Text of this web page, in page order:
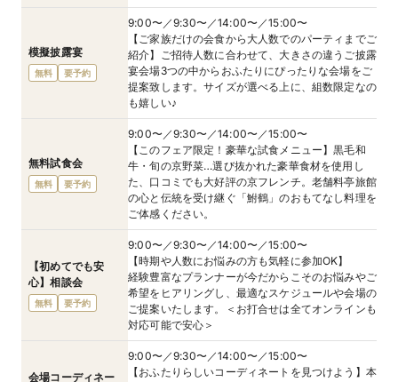
模擬披露宴
無料 要予約
9:00〜／9:30〜／14:00〜／15:00〜
【ご家族だけの会食から大人数でのパーティまでご
紹介】ご招待人数に合わせて、大きさの違うご披露
宴会場3つの中からおふたりにぴったりな会場をご
提案致します。サイズが選べる上に、組数限定なの
も嬉しい♪
無料試食会
無料 要予約
9:00〜／9:30〜／14:00〜／15:00〜
【このフェア限定！豪華な試食メニュー】黒毛和
牛・旬の京野菜…選び抜かれた豪華食材を使用し
た、口コミでも大好評の京フレンチ。老舗料亭旅館
の心と伝統を受け継ぐ「鮒鶴」のおもてなし料理を
ご体感ください。
【初めてでも安
心】相談会
無料 要予約
9:00〜／9:30〜／14:00〜／15:00〜
【時期や人数にお悩みの方も気軽に参加OK】
経験豊富なプランナーが今だからこそのお悩みやご
希望をヒアリングし、最適なスケジュールや会場の
ご提案いたします。＜お打合せは全てオンラインも
対応可能で安心＞
会場コーディネー
9:00〜／9:30〜／14:00〜／15:00〜
【おふたりらしいコーディネートを見つけよう】本